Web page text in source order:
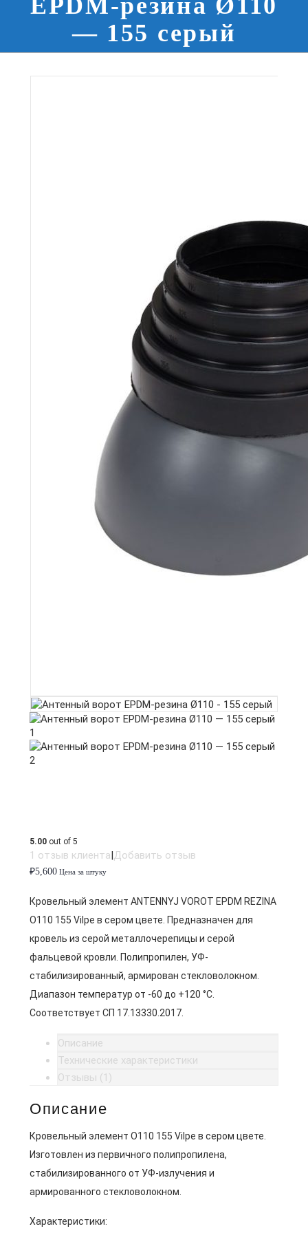
EPDM-резина Ø110
— 155 серый
5.00 out of 5
1 отзыв клиента|Добавить отзыв
₽5,600 Цена за штуку
Кровельный элемент ANTENNYJ VOROT EPDM REZINA
O110 155 Vilpe в сером цвете. Предназначен для
кровель из серой металлочерепицы и серой
фальцевой кровли. Полипропилен, УФ-
стабилизированный, армирован стекловолокном.
Диапазон температур от -60 до +120 °C.
Соответствует СП 17.13330.2017.
Описание
Технические характеристики
Отзывы (1)
Описание
Кровельный элемент O110 155 Vilpe в сером цвете.
Изготовлен из первичного полипропилена,
стабилизированного от УФ-излучения и
армированного стекловолокном.
Характеристики: